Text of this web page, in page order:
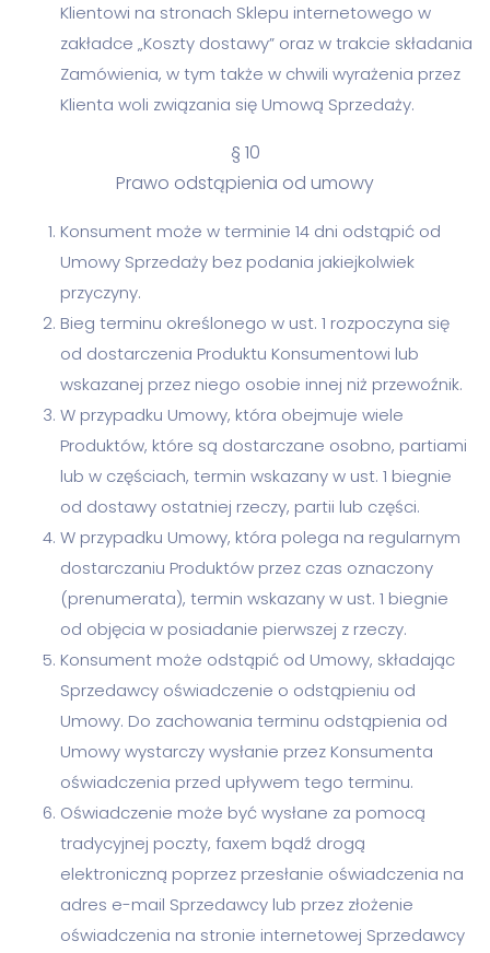
Klientowi na stronach Sklepu internetowego w
zakładce „Koszty dostawy” oraz w trakcie składania
Zamówienia, w tym także w chwili wyrażenia przez
Klienta woli związania się Umową Sprzedaży.
§ 10
Prawo odstąpienia od umowy
Konsument może w terminie 14 dni odstąpić od
Umowy Sprzedaży bez podania jakiejkolwiek
przyczyny.
Bieg terminu określonego w ust. 1 rozpoczyna się
od dostarczenia Produktu Konsumentowi lub
wskazanej przez niego osobie innej niż przewoźnik.
W przypadku Umowy, która obejmuje wiele
Produktów, które są dostarczane osobno, partiami
lub w częściach, termin wskazany w ust. 1 biegnie
od dostawy ostatniej rzeczy, partii lub części.
W przypadku Umowy, która polega na regularnym
dostarczaniu Produktów przez czas oznaczony
(prenumerata), termin wskazany w ust. 1 biegnie
od objęcia w posiadanie pierwszej z rzeczy.
Konsument może odstąpić od Umowy, składając
Sprzedawcy oświadczenie o odstąpieniu od
Umowy. Do zachowania terminu odstąpienia od
Umowy wystarczy wysłanie przez Konsumenta
oświadczenia przed upływem tego terminu.
Oświadczenie może być wysłane za pomocą
tradycyjnej poczty, faxem bądź drogą
elektroniczną poprzez przesłanie oświadczenia na
adres e-mail Sprzedawcy lub przez złożenie
oświadczenia na stronie internetowej Sprzedawcy